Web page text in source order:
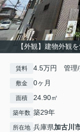
【外観】建物外観
賃料 4.5万円 管理/
敷金 0ヶ月
面積 24.90㎡
築年数 築29年
所在地 兵庫県加古川